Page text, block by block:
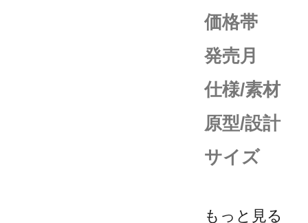
価格帯
発売月
仕様/素材
原型/設計
サイズ
もっと見る